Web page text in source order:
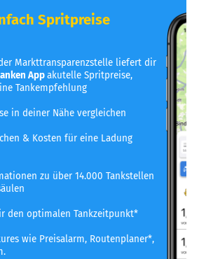
Spritpreise
Markttransparenzstelle liefert dir
Appakutelle Spritpreise,
Tankempfehlung
in deiner Nähe vergleichen
& Kosten für eine Ladung
zu über 14.000 Tankstellen
den optimalen Tankzeitpunkt*
wie Preisalarm, Routenplaner*,